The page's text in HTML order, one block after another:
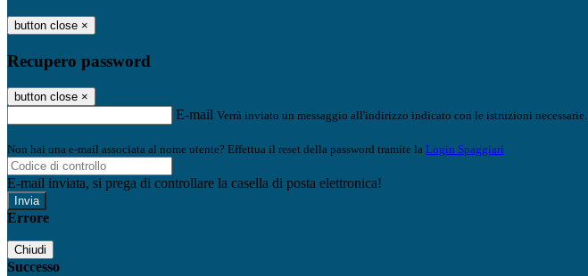
button close ×
Recupero password
button close ×
E-mail Verrà inviato un messaggio all'indirizzo indicato con le istruzioni necessarie.
Non hai una e-mail associata al nome utente? Effettua il reset della password tramite la Login Spaggiari
E-mail inviata, si prega di controllare la casella di posta elettronica!
Errore
Chiudi
Successo